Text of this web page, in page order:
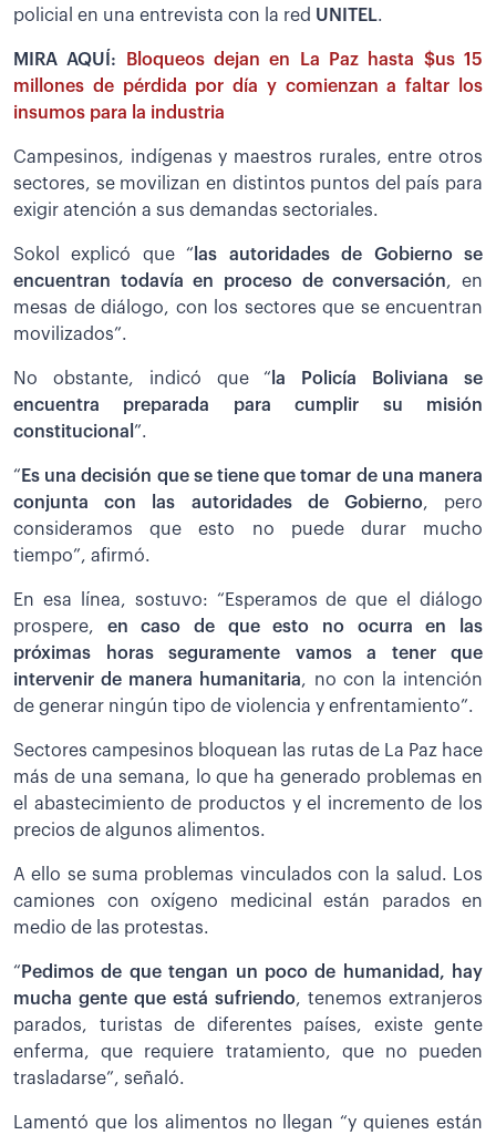
policial en una entrevista con la red UNITEL.
MIRA AQUÍ:
Bloqueos dejan en La Paz hasta $us 15
millones de pérdida por día y comienzan a faltar los
insumos para la industria
Campesinos, indígenas y maestros rurales, entre otros
sectores, se movilizan en distintos puntos del país para
exigir atención a sus demandas sectoriales.
Sokol explicó que “ las autoridades de Gobierno se
encuentran todavía en proceso de conversación, en
mesas de diálogo, con los sectores que se encuentran
movilizados”.
No obstante, indicó que “ la Policía Boliviana se
encuentra preparada para cumplir su misión
constitucional ”.
“ Es una decisión que se tiene que tomar de una manera
conjunta con las autoridades de Gobierno, pero
consideramos que esto no puede durar mucho
tiempo”, afirmó.
En esa línea, sostuvo: “Esperamos de que el diálogo
prospere, en caso de que esto no ocurra en las
próximas horas seguramente vamos a tener que
intervenir de manera humanitaria, no con la intención
de generar ningún tipo de violencia y enfrentamiento”.
Sectores campesinos bloquean las rutas de La Paz hace
más de una semana, lo que ha generado problemas en
el abastecimiento de productos y el incremento de los
precios de algunos alimentos.
A ello se suma problemas vinculados con la salud. Los
camiones con oxígeno medicinal están parados en
medio de las protestas.
“ Pedimos de que tengan un poco de humanidad, hay
mucha gente que está sufriendo, tenemos extranjeros
parados, turistas de diferentes países, existe gente
enferma, que requiere tratamiento, que no pueden
trasladarse”, señaló.
Lamentó que los alimentos no llegan “y quienes están